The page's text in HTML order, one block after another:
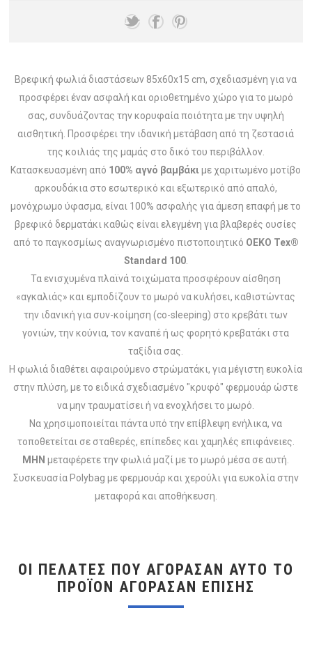
Βρεφική φωλιά διαστάσεων 85x60x15 cm, σχεδιασμένη για να
προσφέρει έναν ασφαλή και οριοθετημένο χώρο για το μωρό
σας, συνδυάζοντας την κορυφαία ποιότητα με την υψηλή
αισθητική. Προσφέρει την ιδανική μετάβαση από τη ζεστασιά
της κοιλιάς της μαμάς στο δικό του περιβάλλον.
Κατασκευασμένη από 100% αγνό βαμβάκιμε χαριτωμένο μοτίβο
αρκουδάκια στο εσωτερικό και εξωτερικό από απαλό,
μονόχρωμο ύφασμα, είναι 100% ασφαλής για άμεση επαφή με το
βρεφικό δερματάκι καθώς είναι ελεγμένη για βλαβερές ουσίες
από το παγκοσμίως αναγνωρισμένο πιστοποιητικό OEKO Tex®
Standard 100.
Τα ενισχυμένα πλαϊνά τοιχώματα προσφέρουν αίσθηση
«αγκαλιάς» και εμποδίζουν το μωρό να κυλήσει, καθιστώντας
την ιδανική για συν-κοίμηση (co-sleeping) στο κρεβάτι των
γονιών, την κούνια, τον καναπέ ή ως φορητό κρεβατάκι στα
ταξίδια σας.
Η φωλιά διαθέτει αφαιρούμενο στρώματάκι, για μέγιστη ευκολία
στην πλύση, με το ειδικά σχεδιασμένο "κρυφό" φερμουάρ ώστε
να μην τραυματίσει ή να ενοχλήσει το μωρό.
Να χρησιμοποιείται πάντα υπό την επίβλεψη ενήλικα, να
τοποθετείται σε σταθερές, επίπεδες και χαμηλές επιφάνειες.
ΜΗΝ μεταφέρετε την φωλιά μαζί με το μωρό μέσα σε αυτή.
Συσκευασία Polybag με φερμουάρ και χερούλι για ευκολία στην
μεταφορά και αποθήκευση.
ΟΙ ΠΕΛΆΤΕΣ ΠΟΥ ΑΓΌΡΑΣΑΝ ΑΥΤΌ ΤΟ
ΠΡΟΪΌΝ ΑΓΌΡΑΣΑΝ ΕΠΊΣΗΣ